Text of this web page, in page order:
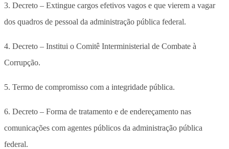
3. Decreto – Extingue cargos efetivos vagos e que vierem a vagar
dos quadros de pessoal da administração pública federal.
4. Decreto – Institui o Comitê Interministerial de Combate à
Corrupção.
5. Termo de compromisso com a integridade pública.
6. Decreto – Forma de tratamento e de endereçamento nas
comunicações com agentes públicos da administração pública
federal.